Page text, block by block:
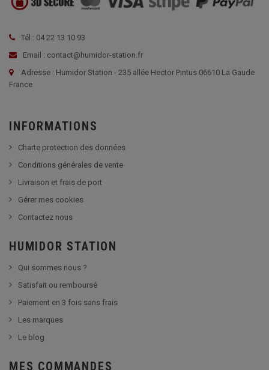
Tél : 04 22 13 10 93
Email : contact@humidor-station.fr
Adresse : Humidor Station - 235 allée Hector Pintus 06610 La Gaude
France
INFORMATIONS
Charte protection des données
Conditions générales de vente
Livraison et frais de port
Gérer mes cookies
Contactez nous
HUMIDOR STATION
Qui sommes nous ?
Satisfait ou remboursé
Paiement en 3 fois sans frais
Les marques
Le blog
MES COMMANDES